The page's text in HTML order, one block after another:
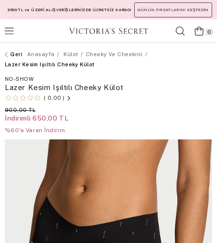
3500 TL ve ÜZERİ ALIŞVERİŞLERİNİZDE ÜCRETSİZ KARGO! GÜNÜN FIRSATLARINI KEŞFEDİN
0
Anasayfa Külot
Cheeky Ve Cheekini
Lazer Kesim Işıltılı Cheeky Külot
NO-SHOW
Lazer Kesim Işıltılı Cheeky Külot
0,00
900,00 TL
İndirimli 650,00 TL
%60'a Varan İndirim